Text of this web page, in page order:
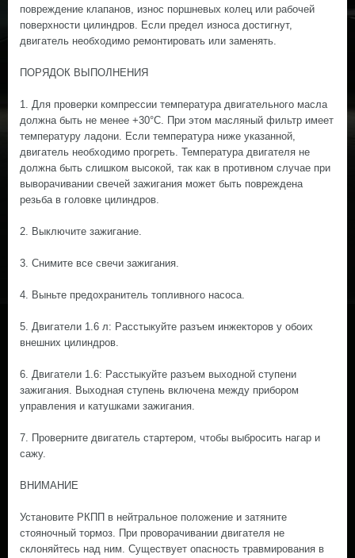
повреждение клапанов, износ поршневых колец или рабочей
поверхности цилиндров. Если предел износа достигнут,
двигатель необходимо ремонтировать или заменять.
ПОРЯДОК ВЫПОЛНЕНИЯ
1. Для проверки компрессии температура двигательного масла
должна быть не менее +30°С. При этом масляный фильтр имеет
температуру ладони. Если температура ниже указанной,
двигатель необходимо прогреть. Температура двигателя не
должна быть слишком высокой, так как в противном случае при
выворачивании свечей зажигания может быть повреждена
резьба в головке цилиндров.
2. Выключите зажигание.
3. Снимите все свечи зажигания.
4. Выньте предохранитель топливного насоса.
5. Двигатели 1.6 л: Расстыкуйте разъем инжекторов у обоих
внешних цилиндров.
6. Двигатели 1.6: Расстыкуйте разъем выходной ступени
зажигания. Выходная ступень включена между прибором
управления и катушками зажигания.
7. Проверните двигатель стартером, чтобы выбросить нагар и
сажу.
ВНИМАНИЕ
Установите РКПП в нейтральное положение и затяните
стояночный тормоз. При проворачивании двигателя не
склоняйтесь над ним. Существует опасность травмирования в